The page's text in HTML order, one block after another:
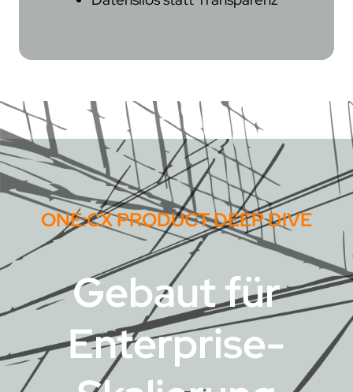
ONE:CXPRODUCT DEEP DIVE
Gebaut für
Enterprise-